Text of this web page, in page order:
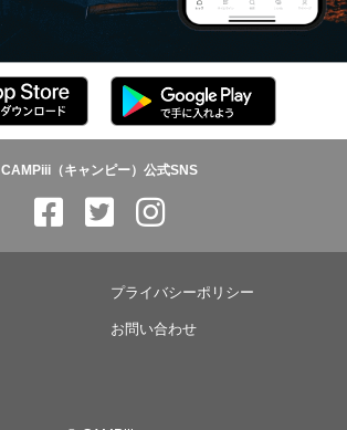
CAMPiii（キャンピー）公式SNS
プライバシーポリシー
お問い合わせ